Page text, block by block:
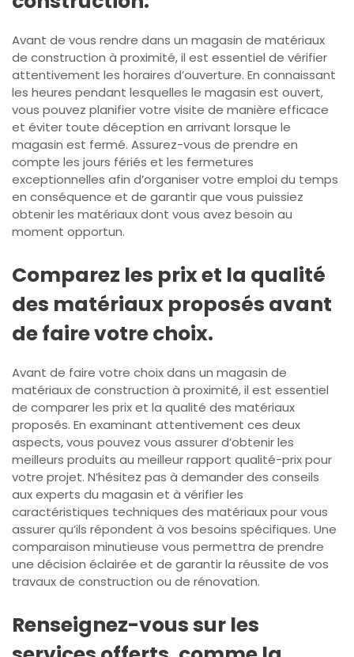
Avant de vous rendre dans un magasin de matériaux
de construction à proximité, il est essentiel de vérifier
attentivement les horaires d’ouverture. En connaissant
les heures pendant lesquelles le magasin est ouvert,
vous pouvez planifier votre visite de manière efficace
et éviter toute déception en arrivant lorsque le
magasin est fermé. Assurez-vous de prendre en
compte les jours fériés et les fermetures
exceptionnelles afin d’organiser votre emploi du temps
en conséquence et de garantir que vous puissiez
obtenir les matériaux dont vous avez besoin au
moment opportun.
Comparez les prix et la qualité
des matériaux proposés avant
de faire votre choix.
Avant de faire votre choix dans un magasin de
matériaux de construction à proximité, il est essentiel
de comparer les prix et la qualité des matériaux
proposés. En examinant attentivement ces deux
aspects, vous pouvez vous assurer d’obtenir les
meilleurs produits au meilleur rapport qualité-prix pour
votre projet. N’hésitez pas à demander des conseils
aux experts du magasin et à vérifier les
caractéristiques techniques des matériaux pour vous
assurer qu’ils répondent à vos besoins spécifiques. Une
comparaison minutieuse vous permettra de prendre
une décision éclairée et de garantir la réussite de vos
travaux de construction ou de rénovation.
Renseignez-vous sur les